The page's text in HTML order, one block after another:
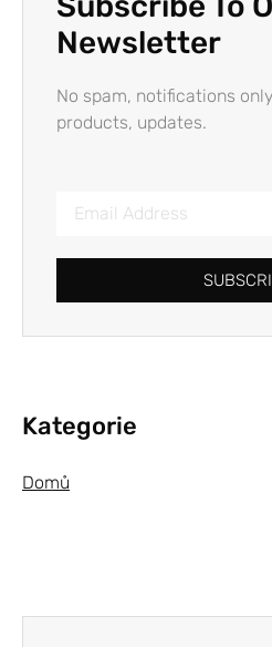
Newsletter
No spam, notifications
products, updates.
Kategorie
Domů